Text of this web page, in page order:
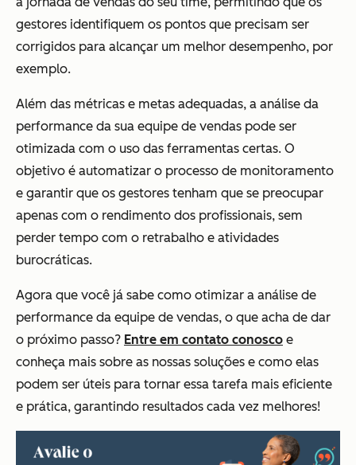
gestores identifiquem os pontos que precisam ser
corrigidos para alcançar um melhor desempenho, por
exemplo.
Além das métricas e metas adequadas, a análise da
performance da sua equipe de vendas pode ser
otimizada com o uso das ferramentas certas. O
objetivo é automatizar o processo de monitoramento
e garantir que os gestores tenham que se preocupar
apenas com o rendimento dos profissionais, sem
perder tempo com o retrabalho e atividades
burocráticas.
Agora que você já sabe como otimizar a análise de
performance da equipe de vendas, o que acha de dar
o próximo passo? Entre em contato conosco e
conheça mais sobre as nossas soluções e como elas
podem ser úteis para tornar essa tarefa mais eficiente
e prática, garantindo resultados cada vez melhores!